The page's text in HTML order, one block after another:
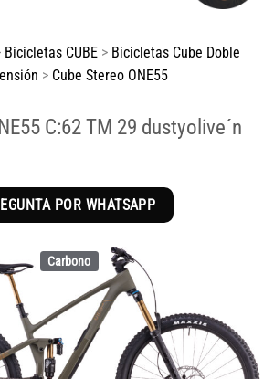
Bicicletas CUBE > Bicicletas Cube Doble
> Cube Stereo ONE55
C:62 TM 29 dustyolive´n
POR WHATSAPP
Carbono